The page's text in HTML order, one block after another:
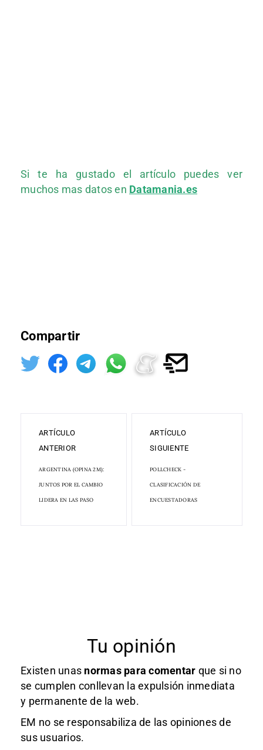
Si te ha gustado el artículo puedes ver
muchos mas datos en Datamania.es
Compartir
ARTÍCULO
ANTERIOR
ARGENTINA (OPINA 2M):
JUNTOS POR EL CAMBIO
LIDERA EN LAS PASO
ARTÍCULO
SIGUIENTE
POLLCHECK -
CLASIFICACIÓN DE
ENCUESTADORAS
Tu opinión
Existen unas normas para comentar que si no
se cumplen conllevan la expulsión inmediata
y permanente de la web.
EM no se responsabiliza de las opiniones de
sus usuarios.